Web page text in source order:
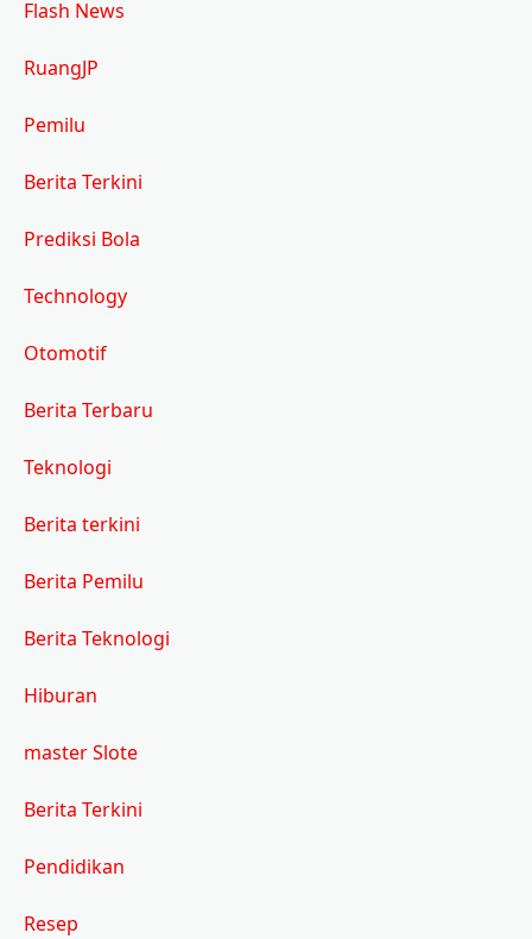
Flash News
RuangJP
Pemilu
Berita Terkini
Prediksi Bola
Technology
Otomotif
Berita Terbaru
Teknologi
Berita terkini
Berita Pemilu
Berita Teknologi
Hiburan
master Slote
Berita Terkini
Pendidikan
Resep